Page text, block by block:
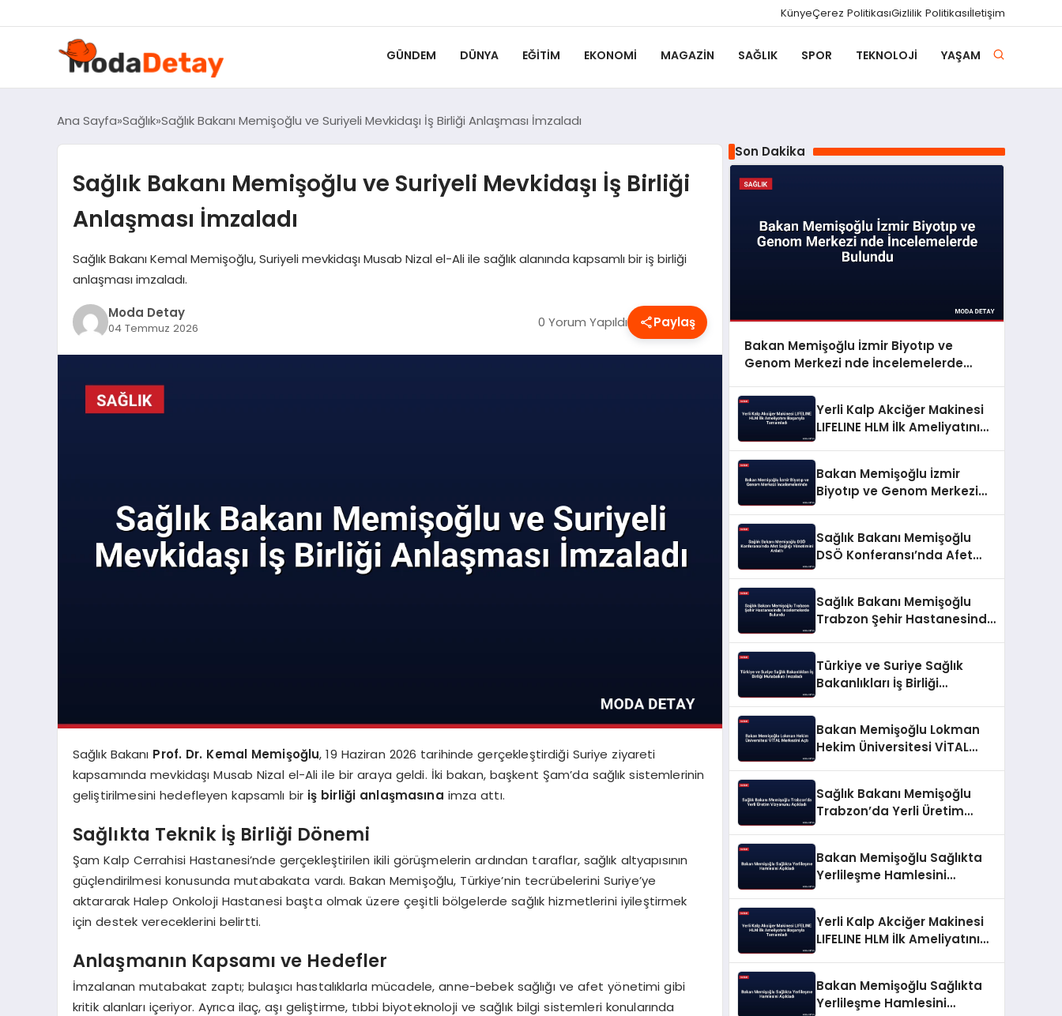
KünyeÇerez PolitikasıGizlilik Politikasıİletişim
GÜNDEM DÜNYA EĞITIM EKONOMI MAGAZIN SAĞLIK SPOR TEKNOLOJI YAŞAM
Ana Sayfa Sağlık Sağlık Bakanı Memişoğlu ve Suriyeli Mevkidaşı İş Birliği Anlaşması İmzaladı
Sağlık Bakanı Memişoğlu ve Suriyeli Mevkidaşı İş Birliği
Anlaşması İmzaladı
Sağlık Bakanı Kemal Memişoğlu, Suriyeli mevkidaşı Musab Nizal el-Ali ile sağlık alanında kapsamlı bir iş birliği
anlaşması imzaladı.
Moda Detay
04 Temmuz 2026 0 Yorum Yapıldı Paylaş
Sağlık Bakanı Prof. Dr. Kemal Memişoğlu, 19 Haziran 2026 tarihinde gerçekleştirdiği Suriye ziyareti
kapsamında mevkidaşı Musab Nizal el-Ali ile bir araya geldi. İki bakan, başkent Şam’da sağlık sistemlerinin
geliştirilmesini hedefleyen kapsamlı bir iş birliği anlaşmasına imza attı.
Sağlıkta Teknik İş Birliği Dönemi
Şam Kalp Cerrahisi Hastanesi’nde gerçekleştirilen ikili görüşmelerin ardından taraflar, sağlık altyapısının
güçlendirilmesi konusunda mutabakata vardı. Bakan Memişoğlu, Türkiye’nin tecrübelerini Suriye’ye
aktararak Halep Onkoloji Hastanesi başta olmak üzere çeşitli bölgelerde sağlık hizmetlerini iyileştirmek
için destek vereceklerini belirtti.
Anlaşmanın Kapsamı ve Hedefler
İmzalanan mutabakat zaptı; bulaşıcı hastalıklarla mücadele, anne-bebek sağlığı ve afet yönetimi gibi
kritik alanları içeriyor. Ayrıca ilaç, aşı geliştirme, tıbbi biyoteknoloji ve sağlık bilgi sistemleri konularında
Son Dakika
Bakan Memişoğlu İzmir Biyotıp ve
Genom Merkezi nde İncelemelerde
Yerli Kalp Akciğer Makinesi
LIFELINE HLM İlk Ameliyatını
Bakan Memişoğlu İzmir
Biyotıp ve Genom Merkezi
Sağlık Bakanı Memişoğlu
DSÖ Konferansı’nda Afet
Sağlık Bakanı Memişoğlu
Trabzon Şehir Hastanesinde
Türkiye ve Suriye Sağlık
Bakanlıkları İş Birliği
Bakan Memişoğlu Lokman
Hekim Üniversitesi VİTAL
Sağlık Bakanı Memişoğlu
Trabzon’da Yerli Üretim
Bakan Memişoğlu Sağlıkta
Yerlileşme Hamlesini
Yerli Kalp Akciğer Makinesi
LIFELINE HLM İlk Ameliyatını
Bakan Memişoğlu Sağlıkta
Yerlileşme Hamlesini